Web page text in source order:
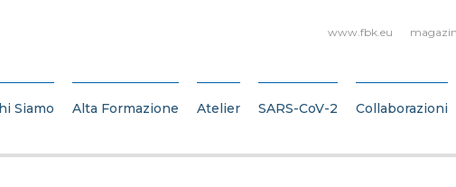
www.fbk.eu
Siamo Alta Formazione Atelier SARS-CoV-2 Collaborazioni